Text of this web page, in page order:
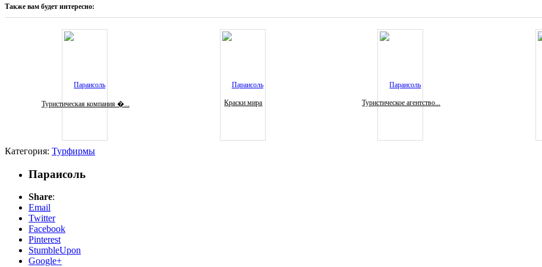
Также вам будет интересно:
Туристическая компания �... Краски мира Туристическое агентство...
Категория: Турфирмы
Параисоль
Share:
Email
Twitter
Facebook
Pinterest
StumbleUpon
Google+